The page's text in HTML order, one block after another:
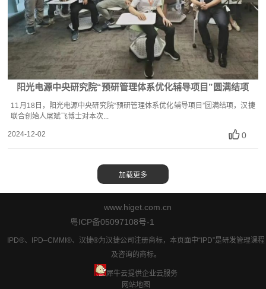
阳光电源中央研究院“预研管理体系优化辅导项目”圆满结项
11月18日，阳光电源中央研究院“预研管理体系优化辅导项目”圆满结项，汉捷
联合创始人屠斌飞博士对本次...
2024-12-02 0
www.higet.com.cn
粤ICP备05097108号-1
IPD®、IPD–CMMI®、汉捷®为汉捷公司注册商标，本页面中“IPD”是研发管理课程
及咨询的商标。
犀牛云提供企业云服务
网站地图